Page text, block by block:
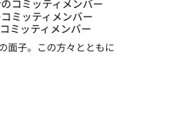
面子。この方々とともに